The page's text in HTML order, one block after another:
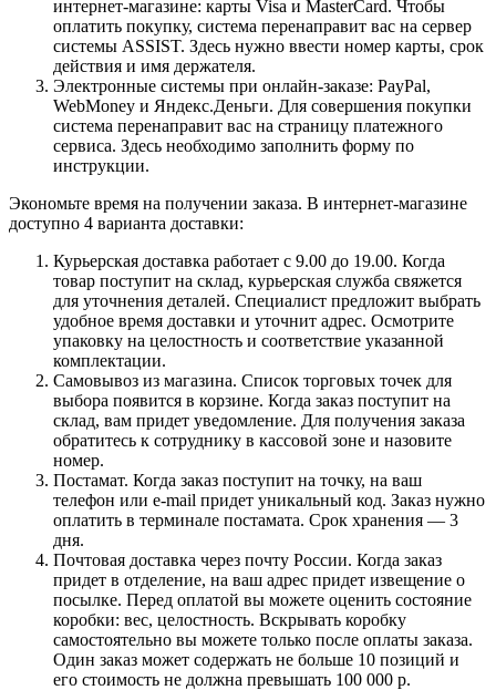
интернет-магазине: карты Visa и MasterCard. Чтобы
оплатить покупку, система перенаправит вас на сервер
системы ASSIST. Здесь нужно ввести номер карты, срок
действия и имя держателя.
Электронные системы при онлайн-заказе: PayPal,
WebMoney и Яндекс.Деньги. Для совершения покупки
система перенаправит вас на страницу платежного
сервиса. Здесь необходимо заполнить форму по
инструкции.
Экономьте время на получении заказа. В интернет-магазине
доступно 4 варианта доставки:
Курьерская доставка работает с 9.00 до 19.00. Когда
товар поступит на склад, курьерская служба свяжется
для уточнения деталей. Специалист предложит выбрать
удобное время доставки и уточнит адрес. Осмотрите
упаковку на целостность и соответствие указанной
комплектации.
Самовывоз из магазина. Список торговых точек для
выбора появится в корзине. Когда заказ поступит на
склад, вам придет уведомление. Для получения заказа
обратитесь к сотруднику в кассовой зоне и назовите
номер.
Постамат. Когда заказ поступит на точку, на ваш
телефон или e-mail придет уникальный код. Заказ нужно
оплатить в терминале постамата. Срок хранения — 3
дня.
Почтовая доставка через почту России. Когда заказ
придет в отделение, на ваш адрес придет извещение о
посылке. Перед оплатой вы можете оценить состояние
коробки: вес, целостность. Вскрывать коробку
самостоятельно вы можете только после оплаты заказа.
Один заказ может содержать не больше 10 позиций и
его стоимость не должна превышать 100 000 р.